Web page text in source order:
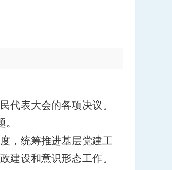
代表大会的各项决议。
，统筹推进基层党建工
建设和意识形态工作。